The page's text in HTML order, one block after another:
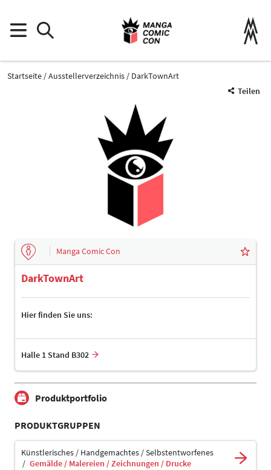
Startseite Ausstellerverzeichnis
DarkTownArt
Teilen
Manga Comic Con
DarkTownArt
Hier finden Sie uns:
Halle 1 Stand B302
Produktportfolio
PRODUKTGRUPPEN
Künstlerisches / Handgemachtes / Selbstentworfenes
Gemälde / Malereien / Zeichnungen / Drucke